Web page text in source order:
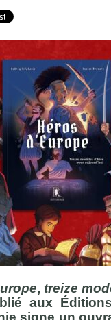
, treize
aux
signe un